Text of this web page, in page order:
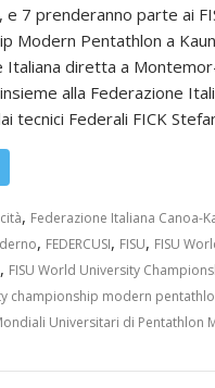
e 7 prenderanno parte ai
Modern Pentathlon a
Italiana diretta a
alla Federazione
tecnici Federali FICK
, Federazione Italiana Canoa-
, FEDERCUSI, FISU, FISU
, FISU World University
championship modern
Universitari di Pentathlon